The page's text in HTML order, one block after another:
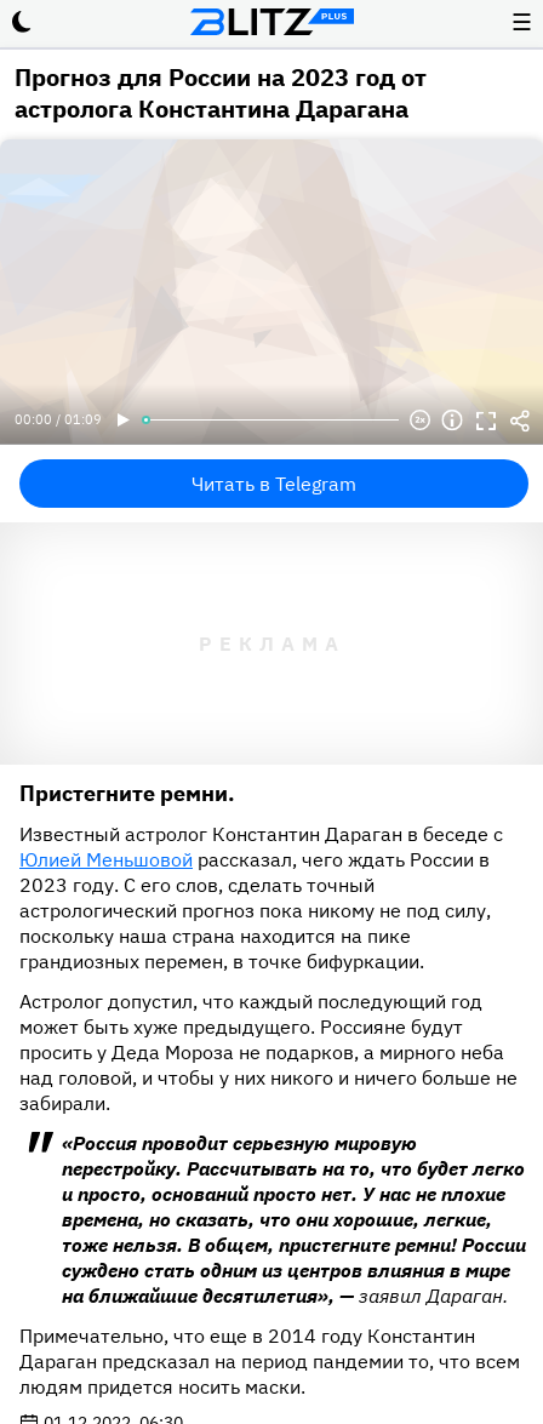
☰
Прогноз для России на 2023 год от
астролога Константина Дарагана
00:00 / 01:09
Читать в Telegram
Пристегните ремни.
Известный астролог Константин Дараган в беседе с
Юлией Меньшовой рассказал, чего ждать России в
2023 году. С его слов, сделать точный
астрологический прогноз пока никому не под силу,
поскольку наша страна находится на пике
грандиозных перемен, в точке бифуркации.
Астролог допустил, что каждый последующий год
может быть хуже предыдущего. Россияне будут
просить у Деда Мороза не подарков, а мирного неба
над головой, и чтобы у них никого и ничего больше не
забирали.
«Россия проводит серьезную мировую
перестройку. Рассчитывать на то, что будет легко
и просто, оснований просто нет. У нас не плохие
времена, но сказать, что они хорошие, легкие,
тоже нельзя. В общем, пристегните ремни! России
суждено стать одним из центров влияния в мире
на ближайшие десятилетия», — заявил Дараган.
Примечательно, что еще в 2014 году Константин
Дараган предсказал на период пандемии то, что всем
людям придется носить маски.